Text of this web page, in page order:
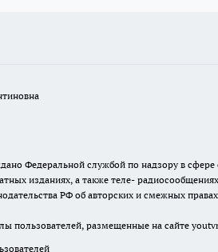
Федеральной службой по надзору в
изданиях, а также теле-
РФ об авторских и смежных
пользователей, размещенные на сайте